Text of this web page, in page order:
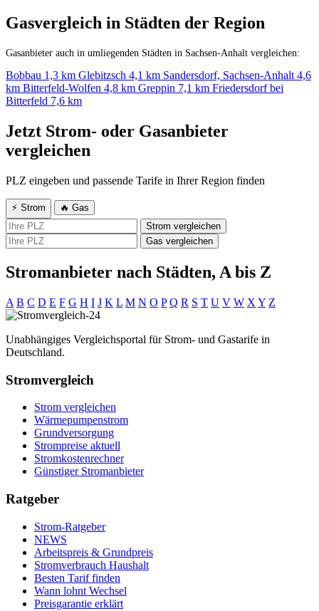
Gasvergleich in Städten der Region
Gasanbieter auch in umliegenden Städten in Sachsen-Anhalt vergleichen:
Bobbau 1,3 km Glebitzsch 4,1 km Sandersdorf, Sachsen-Anhalt 4,6
km Bitterfeld-Wolfen 4,8 km Greppin 7,1 km Friedersdorf bei
Bitterfeld 7,6 km
Jetzt Strom- oder Gasanbieter
vergleichen
PLZ eingeben und passende Tarife in Ihrer Region finden
⚡ Strom
🔥 Gas
Strom vergleichen
Gas vergleichen
Stromanbieter nach Städten, A bis Z
A B C D E F G H I J K L M N O P Q R S T U V W X Y Z
Unabhängiges Vergleichsportal für Strom- und Gastarife in
Deutschland.
Stromvergleich
Strom vergleichen
Wärmepumpenstrom
Grundversorgung
Strompreise aktuell
Stromkostenrechner
Günstiger Stromanbieter
Ratgeber
Strom-Ratgeber
NEWS
Arbeitspreis & Grundpreis
Stromverbrauch Haushalt
Besten Tarif finden
Wann lohnt Wechsel
Preisgarantie erklärt